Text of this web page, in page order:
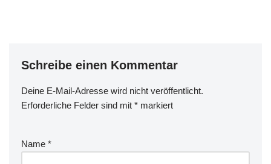
Schreibe einen Kommentar
Deine E-Mail-Adresse wird nicht veröffentlicht.
Erforderliche Felder sind mit * markiert
Name *